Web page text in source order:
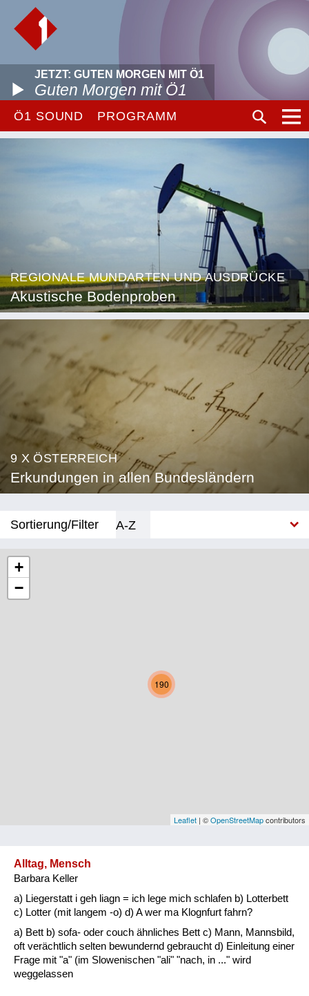
JETZT: GUTEN MORGEN MIT Ö1
Guten Morgen mit Ö1
Ö1 SOUND PROGRAMM
REGIONALE MUNDARTEN UND AUSDRÜCKE
Akustische Bodenproben
9 X ÖSTERREICH
Erkundungen in allen Bundesländern
Sortierung/Filter
A-Z
Niederösterreich
Oberösterreich
Vorarlberg
Natur und Landwirtschaft
Fluchen und Reden
Mensch, Tier und Alltag
190
+
−
Leaflet | ©OpenStreetMapcontributors
Alltag, Mensch
Barbara Keller
a) Liegerstatt i geh liagn = ich lege mich schlafen b) Lotterbett
c) Lotter (mit langem -o) d) A wer ma Klognfurt fahrn?
a) Bett b) sofa- oder couch ähnliches Bett c) Mann, Mannsbild,
oft verächtlich selten bewundernd gebraucht d) Einleitung einer
Frage mit "a" (im Slowenischen "ali" "nach, in ..." wird
weggelassen